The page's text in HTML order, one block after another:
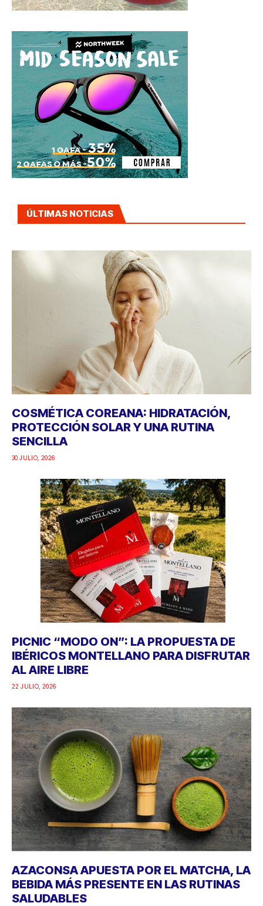
ÚLTIMAS NOTICIAS
COSMÉTICA COREANA: HIDRATACIÓN,
PROTECCIÓN SOLAR Y UNA RUTINA
SENCILLA
30 JULIO, 2026
PICNIC “MODO ON”: LA PROPUESTA DE
IBÉRICOS MONTELLANO PARA DISFRUTAR
AL AIRE LIBRE
22 JULIO, 2026
AZACONSA APUESTA POR EL MATCHA, LA
BEBIDA MÁS PRESENTE EN LAS RUTINAS
SALUDABLES